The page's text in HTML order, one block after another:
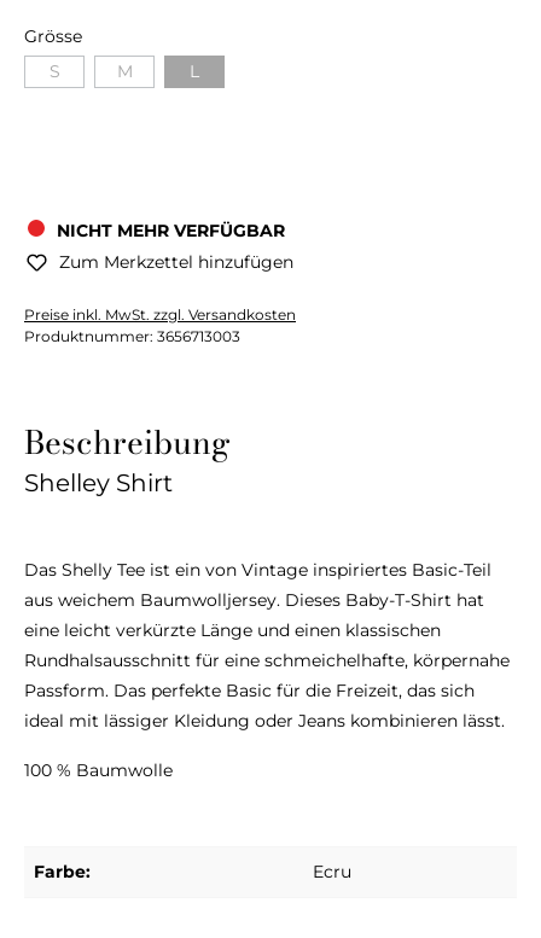
Grösse
S
M L
NICHT MEHR VERFÜGBAR
Zum Merkzettel hinzufügen
Preise inkl. MwSt. zzgl. Versandkosten
Produktnummer: 3656713003
Beschreibung
Shelley Shirt
Das Shelly Tee ist ein von Vintage inspiriertes Basic-Teil
aus weichem Baumwolljersey. Dieses Baby-T-Shirt hat
eine leicht verkürzte Länge und einen klassischen
Rundhalsausschnitt für eine schmeichelhafte, körpernahe
Passform. Das perfekte Basic für die Freizeit, das sich
ideal mit lässiger Kleidung oder Jeans kombinieren lässt.
100 % Baumwolle
Farbe: Ecru